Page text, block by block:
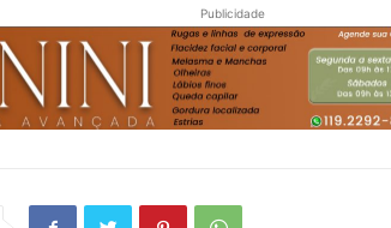
Publicidade